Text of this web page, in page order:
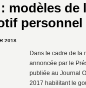
modèles de
2018
Dans le cadre de la
annoncée par le
publiée au Journal
2017 habilitant le